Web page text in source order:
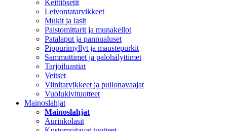
Keittiösetit
Leivontatarvikkeet
Mukit ja lasit
Paistomittarit ja munakellot
Patalaput ja pannualuset
Pippurimyllyt ja maustepurkit
Sammuttimet ja palohälyttimet
Tarjoiluastiat
Veitset
Viinitarvikkeet ja pullonavaajat
Vuolukivituotteet
Mainoslahjat
Mainoslahjat
Aurinkolasit